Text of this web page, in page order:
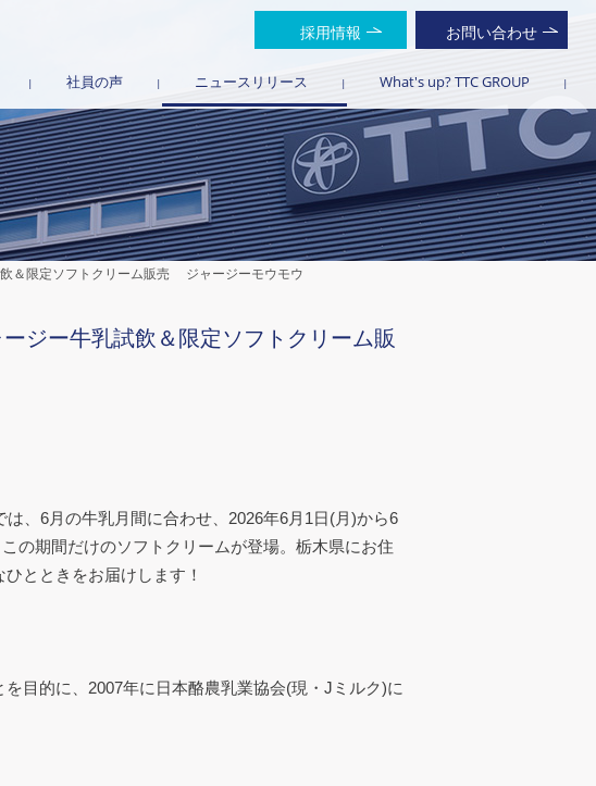
採用情報 お問い合わせ
社員の声 ニュースリリース What's up? TTC GROUP
飲＆限定ソフトクリーム販売 ジャージーモウモウ
ジー牛乳試飲＆限定ソフトクリーム販
、6月の牛乳月間に合わせ、2026年6月1日(月)から6
の期間だけのソフトクリームが登場。栃木県にお住
とときをお届けします！
目的に、2007年に日本酪農乳業協会(現・Jミルク)に